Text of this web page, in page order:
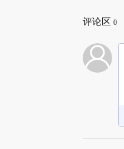
评论区 0